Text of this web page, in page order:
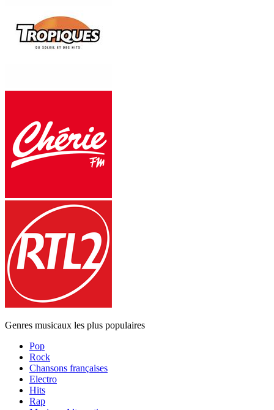
Genres musicaux les plus populaires
Pop
Rock
Chansons françaises
Electro
Hits
Rap